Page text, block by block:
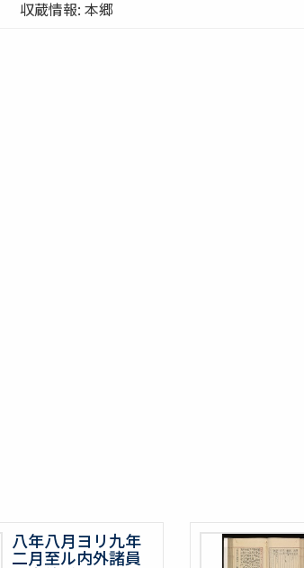
収蔵情報: 本郷
八年八月ヨリ九年
二月至ル内外諸員